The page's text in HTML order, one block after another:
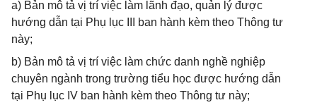
a) Bản mô tả vị trí việc làm lãnh đạo, quản lý được
hướng dẫn tại Phụ lục III ban hành kèm theo Thông tư
này;
b) Bản mô tả vị trí việc làm chức danh nghề nghiệp
chuyên ngành trong trường tiểu học được hướng dẫn
tại Phụ lục IV ban hành kèm theo Thông tư này;